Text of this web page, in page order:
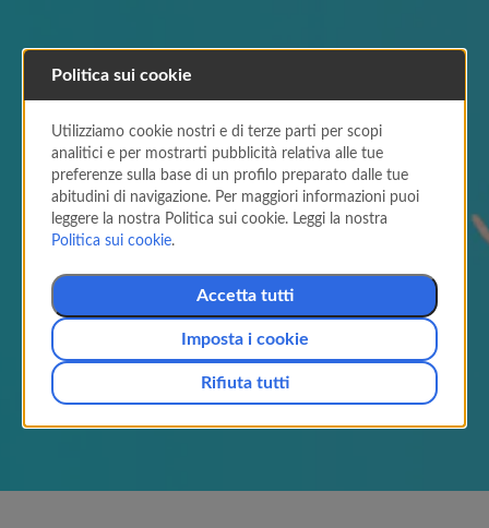
Servizio ClientiAir Europa
Suma
Contattaci se hai domande.
Il mio account
Registrati
Politica sui cookie
Utilizziamo cookie nostri e di terze parti per scopi
analitici e per mostrarti pubblicità relativa alle tue
preferenze sulla base di un profilo preparato dalle tue
abitudini di navigazione. Per maggiori informazioni puoi
leggere la nostra Politica sui cookie. Leggi la nostra
Politica sui cookie.
Accetta tutti
Rifiuta tutti
Imposta i cookie